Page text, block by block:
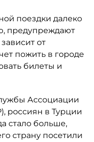
поездки далеко
предупреждают
от
пожить в городе
билеты и
Ассоциации
россиян в Турции
стало больше,
страну посетили